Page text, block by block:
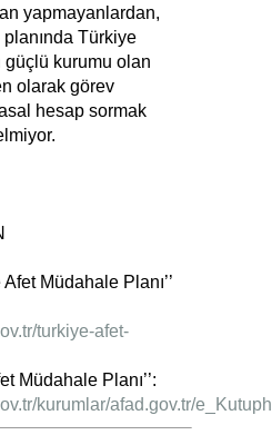
yapmayanlardan,
Türkiye
kurumu olan
olarak görev
hesap sormak
Müdahale Planı’’
turkiye-afet-
Müdahale Planı’’:
kurumlar/afad.gov.tr/